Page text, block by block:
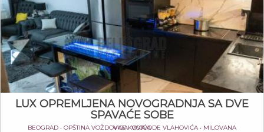
LUX OPREMLJENA NOVOGRADNJA SA DVE
SPAVAĆE SOBE
BEOGRAD • OPŠTINA VOŽDOVAC • VOJVODE VLAHOVIĆA • MILOVANA VIDAKOVIĆA